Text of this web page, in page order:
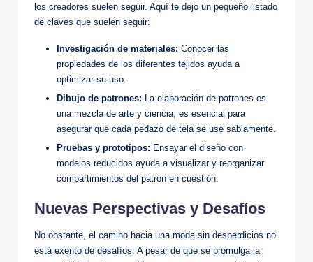
los creadores suelen seguir. Aquí te dejo un pequeño listado
de claves que suelen seguir:
Investigación de materiales: Conocer las
propiedades de los diferentes tejidos ayuda a
optimizar su uso.
Dibujo de patrones: La elaboración de patrones es
una mezcla de arte y ciencia; es esencial para
asegurar que cada pedazo de tela se use sabiamente.
Pruebas y prototipos: Ensayar el diseño con
modelos reducidos ayuda a visualizar y reorganizar
compartimientos del patrón en cuestión.
Nuevas Perspectivas y Desafíos
No obstante, el camino hacia una moda sin desperdicios no
está exento de desafíos. A pesar de que se promulga la